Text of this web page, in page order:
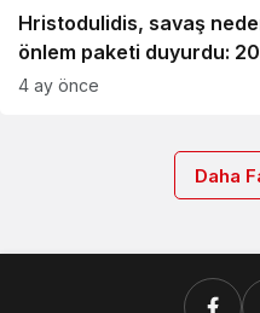
Hristodulidis, savaş
önlem paketi duyurdu:
4 ay önce
Daha